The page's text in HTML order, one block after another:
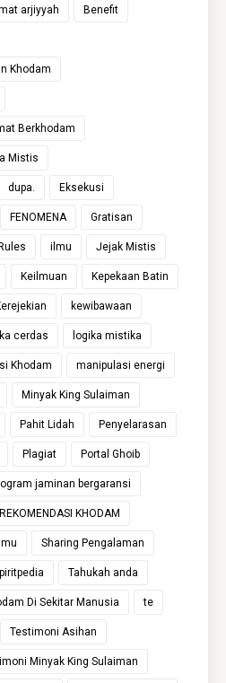
arjiyyah Benefit
Khodam
Berkhodam
Mistis
dupa. Eksekusi
FENOMENA Gratisan
ilmu Jejak Mistis
Keilmuan Kepekaan Batin
kewibawaan
cerdas logika mistika
Khodam manipulasi energi
Minyak King Sulaiman
Pahit Lidah Penyelarasan
Plagiat Portal Ghoib
jaminan bergaransi
REKOMENDASI KHODAM
Sharing Pengalaman
Tahukah anda
Di Sekitar Manusia te
Testimoni Asihan
Minyak King Sulaiman